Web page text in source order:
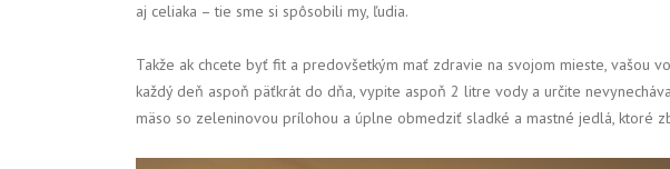
aj celiaka – tie sme si spôsobili my, ľudia.
Takže ak chcete byť fit a predovšetkým mať zdravie na svojom mieste, vašou
každý deň aspoň päťkrát do dňa, vypite aspoň 2 litre vody a určite
mäso so zeleninovou prílohou a úplne obmedziť sladké a mastné jedlá, ktoré